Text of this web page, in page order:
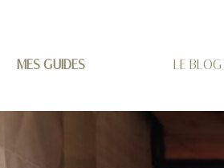
MES GUIDES LE BLOG